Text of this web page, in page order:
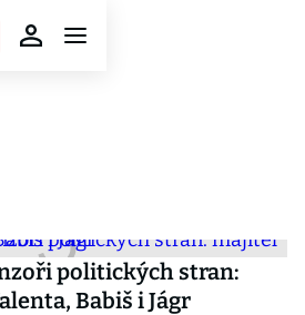
politických stran:
Babiš i Jágr